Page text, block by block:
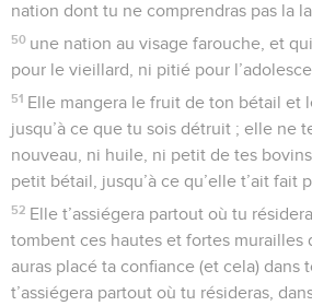
nation dont tu ne comprendras pas la
50 une nation au visage farouche, et
pour le vieillard, ni pitié pour
51 Elle mangera le fruit de ton bétail et
jusqu’à ce que tu sois détruit ; elle ne
nouveau, ni huile, ni petit de tes
petit bétail, jusqu’à ce qu’elle t’ait fait
52 Elle t’assiégera partout où tu
tombent ces hautes et fortes murailles
auras placé ta confiance (et cela) dans
t’assiégera partout où tu résideras,